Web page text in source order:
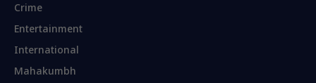
Crime
Entertainment
International
Mahakumbh